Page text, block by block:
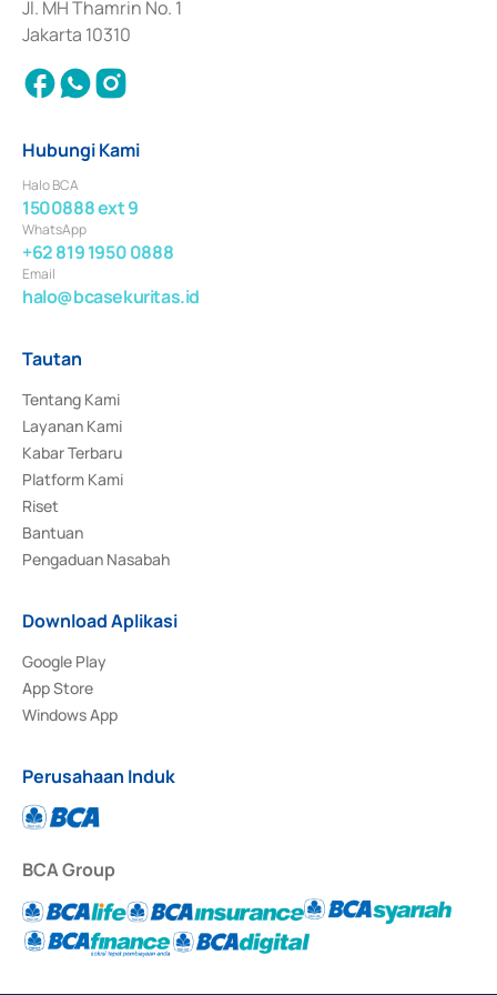
Jl. MH Thamrin No. 1
Jakarta 10310
Hubungi Kami
Halo BCA
1500888 ext 9
WhatsApp
+62 819 1950 0888
Email
halo@bcasekuritas.id
Tautan
Tentang Kami
Layanan Kami
Kabar Terbaru
Platform Kami
Riset
Bantuan
Pengaduan Nasabah
Download Aplikasi
Google Play
App Store
Windows App
Perusahaan Induk
BCA Group